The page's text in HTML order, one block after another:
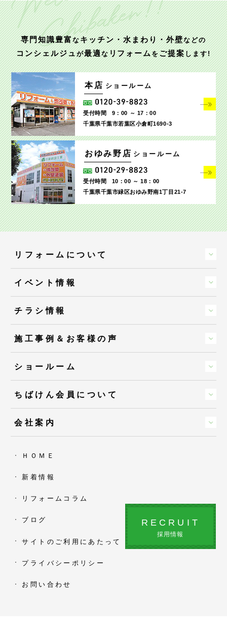
専門知識豊富なキッチン・水まわり・外壁などの
コンシェルジュが最適なリフォームをご提案します!
本店 ショールーム
受付時間
9：00 ～ 17：00
千葉県千葉市若葉区小倉町1690‐3
おゆみ野店 ショールーム
受付時間
10：00 ～ 18：00
千葉県千葉市緑区おゆみ野南1丁目21-7
リフォームについて
イベント情報
チラシ情報
施工事例＆お客様の声
ショールーム
ちばけん会員について
会社案内
ＨＯＭＥ
新着情報
リフォームコラム
ブログ
サイトのご利用にあたって
プライバシーポリシー
お問い合わせ
RECRUIT
採用情報